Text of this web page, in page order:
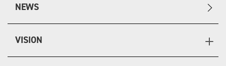
NEWS
VISION